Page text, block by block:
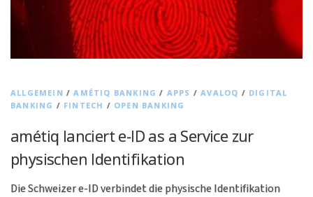
ALLGEMEIN /AMÉTIQ BANKING / APPS /AVALOQ / DIGITAL
BANKING / FINTECH / OPEN BANKING
amétiq lanciert e-ID as a Service zur
physischen Identifikation
Die Schweizer e-ID verbindet die physische Identifikation